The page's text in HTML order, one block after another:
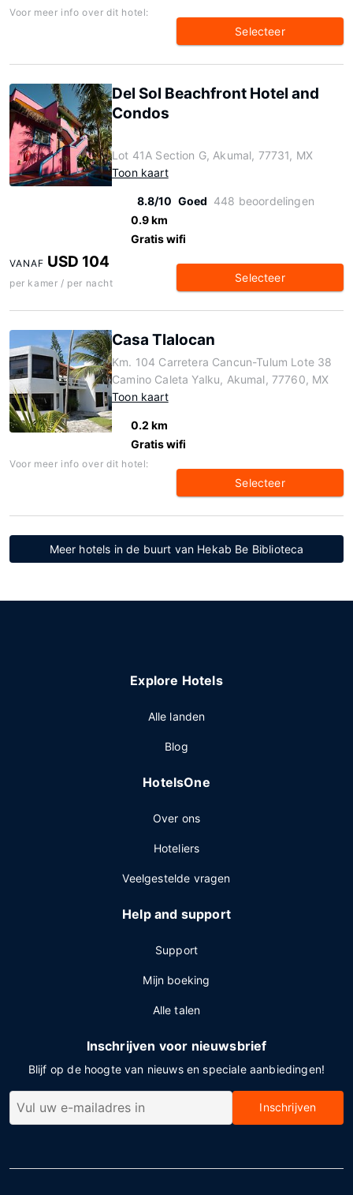
Voor meer info over dit hotel:
Selecteer
Del Sol Beachfront Hotel and
Condos
Lot 41A Section G, Akumal, 77731, MX
Toon kaart
8.8/10 Goed 448 beoordelingen
0.9 km
Gratis wifi
VANAF USD 104
per kamer / per nacht Selecteer
Casa Tlalocan
Km. 104 Carretera Cancun-Tulum Lote 38
Camino Caleta Yalku, Akumal, 77760, MX
Toon kaart
0.2 km
Gratis wifi
Voor meer info over dit hotel:
Selecteer
Meer hotels in de buurt van Hekab Be Biblioteca
Explore Hotels
Alle landen
Blog
HotelsOne
Over ons
Hoteliers
Veelgestelde vragen
Help and support
Support
Mijn boeking
Alle talen
Inschrijven voor nieuwsbrief
Blijf op de hoogte van nieuws en speciale aanbiedingen!
Inschrijven